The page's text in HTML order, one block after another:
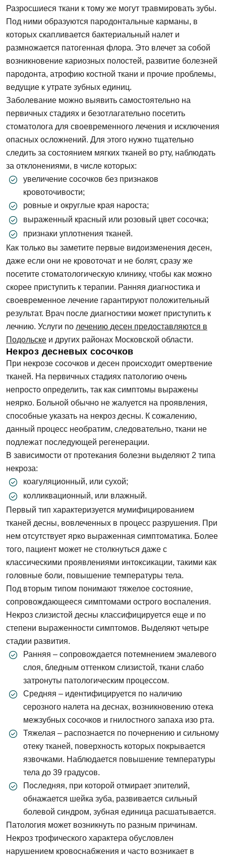
Разросшиеся ткани к тому же могут травмировать зубы.
Под ними образуются пародонтальные карманы, в
которых скапливается бактериальный налет и
размножается патогенная флора. Это влечет за собой
возникновение кариозных полостей, развитие болезней
пародонта, атрофию костной ткани и прочие проблемы,
ведущие к утрате зубных единиц.
Заболевание можно выявить самостоятельно на
первичных стадиях и безотлагательно посетить
стоматолога для своевременного лечения и исключения
опасных осложнений. Для этого нужно тщательно
следить за состоянием мягких тканей во рту, наблюдать
за отклонениями, в числе которых:
увеличение сосочков без признаков
кровоточивости;
ровные и округлые края нароста;
выраженный красный или розовый цвет сосочка;
признаки уплотнения тканей.
Как только вы заметите первые видоизменения десен,
даже если они не кровоточат и не болят, сразу же
посетите стоматологическую клинику, чтобы как можно
скорее приступить к терапии. Ранняя диагностика и
своевременное лечение гарантируют положительный
результат. Врач после диагностики может приступить к
лечнию. Услуги по лечению десен предоставляются в
Подольске и других районах Московской области.
Некроз десневых сосочков
При некрозе сосочков и десен происходит омертвение
тканей. На первичных стадиях патологию очень
непросто определить, так как симптомы выражены
неярко. Больной обычно не жалуется на проявления,
способные указать на некроз десны. К сожалению,
данный процесс необратим, следовательно, ткани не
подлежат последующей регенерации.
В зависимости от протекания болезни выделяют 2 типа
некроза:
коагуляционный, или сухой;
колликвационный, или влажный.
Первый тип характеризуется мумифицированием
тканей десны, вовлеченных в процесс разрушения. При
нем отсутствует ярко выраженная симптоматика. Более
того, пациент может не столкнуться даже с
классическими проявлениями интоксикации, такими как
головные боли, повышение температуры тела.
Под вторым типом понимают тяжелое состояние,
сопровождающееся симптомами острого воспаления.
Некроз слизистой десны классифицируется еще и по
степени выраженности симптомов. Выделяют четыре
стадии развития.
Ранняя – сопровождается потемнением эмалевого
слоя, бледным оттенком слизистой, ткани слабо
затронуты патологическим процессом.
Средняя – идентифицируется по наличию
серозного налета на деснах, возникновению отека
межзубных сосочков и гнилостного запаха изо рта.
Тяжелая – распознается по почернению и сильному
отеку тканей, поверхность которых покрывается
язвочками. Наблюдается повышение температуры
тела до 39 градусов.
Последняя, при которой отмирает эпителий,
обнажается шейка зуба, развивается сильный
болевой синдром, зубная единица расшатывается.
Патология может возникнуть по разным причинам.
Некроз трофического характера обусловлен
нарушением кровоснабжения и часто возникает в
Задать вопрос